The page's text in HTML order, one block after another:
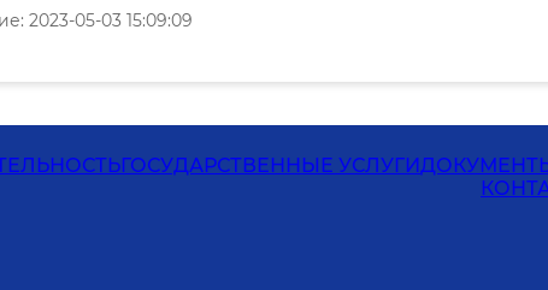
2023-05-03 15:09:09
ГОСУДАРСТВЕННЫЕ УСЛУГИ